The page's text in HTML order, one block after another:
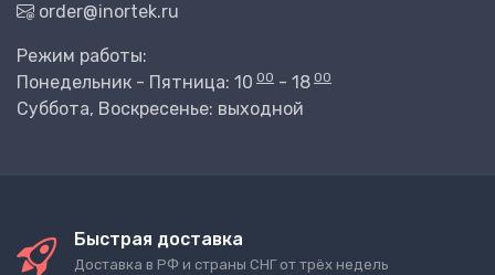
order@inortek.ru
Режим работы:
Понедельник - Пятница: 10 00 - 18 00
Суббота, Воскресенье: выходной
Быстрая доставка
Доставка в РФ и страны СНГ от трёх недель